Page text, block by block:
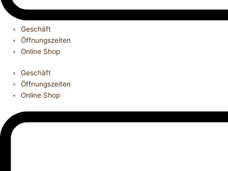
Geschäft
Öffnungszeiten
Online Shop
Geschäft
Öffnungszeiten
Online Shop